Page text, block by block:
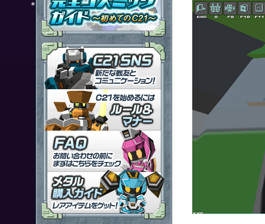
「鋼鉄戦記Ｃ２１」ＳＮＳ
「鋼鉄戦記Ｃ２１」ルール＆
「鋼鉄戦記Ｃ２１」ＦＡＱ
メタル購入ガイドはこちらから